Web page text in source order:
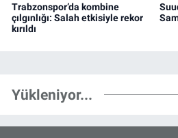
Trabzonspor’da kombine
çılgınlığı: Salah etkisiyle rekor
kırıldı
Yükleniyor...